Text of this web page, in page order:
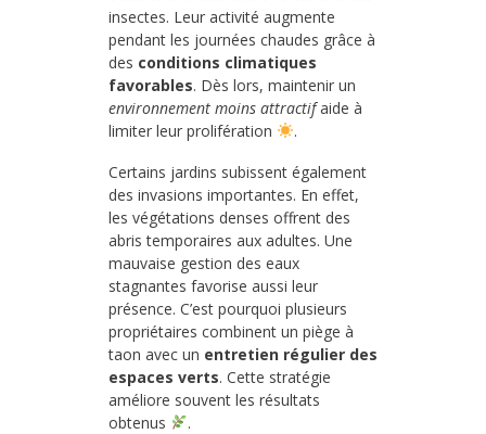
insectes. Leur activité augmente
pendant les journées chaudes grâce à
des conditions climatiques
favorables. Dès lors, maintenir un
environnement moins attractifaide à
limiter leur prolifération
.
Certains jardins subissent également
des invasions importantes. En effet,
les végétations denses offrent des
abris temporaires aux adultes. Une
mauvaise gestion des eaux
stagnantes favorise aussi leur
présence. C’est pourquoi plusieurs
propriétaires combinent un piège à
taon avec un entretien régulier des
espaces verts. Cette stratégie
améliore souvent les résultats
obtenus
.